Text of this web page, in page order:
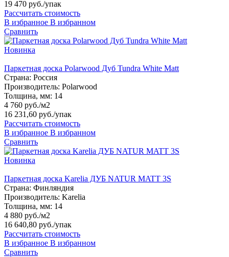
19 470 руб./упак
Рассчитать стоимость
В избранное В избранном
Сравнить
Новинка
Паркетная доска Polarwood Дуб Tundra White Matt
Страна: Россия
Производитель: Polarwood
Толщина, мм: 14
4 760 руб./м2
16 231,60 руб./упак
Рассчитать стоимость
В избранное В избранном
Сравнить
Новинка
Паркетная доска Karelia ДУБ NATUR MATT 3S
Страна: Финляндия
Производитель: Karelia
Толщина, мм: 14
4 880 руб./м2
16 640,80 руб./упак
Рассчитать стоимость
В избранное В избранном
Сравнить